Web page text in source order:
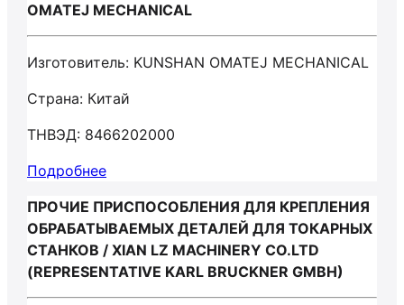
OMATEJ MECHANICAL
Изготовитель: KUNSHAN OMATEJ MECHANICAL
Страна: Китай
ТНВЭД: 8466202000
Подробнее
ПРОЧИЕ ПРИСПОСОБЛЕНИЯ ДЛЯ КРЕПЛЕНИЯ
ОБРАБАТЫВАЕМЫХ ДЕТАЛЕЙ ДЛЯ ТОКАРНЫХ
СТАНКОВ / XIAN LZ MACHINERY CO.LTD
(REPRESENTATIVE KARL BRUCKNER GMBH)